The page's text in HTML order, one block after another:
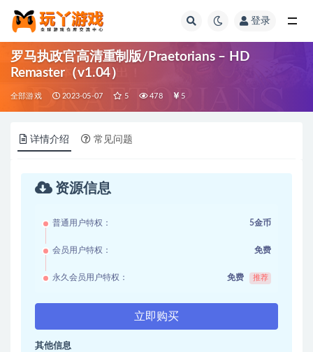
登录
罗马执政官高清重制版/Praetorians – HD
Remaster（v1.04）
全部游戏 2023-05-07 5 478 5
详情介绍 常见问题
资源信息
普通用户特权： 5金币
会员用户特权： 免费
永久会员用户特权： 免费 推荐
立即购买
其他信息